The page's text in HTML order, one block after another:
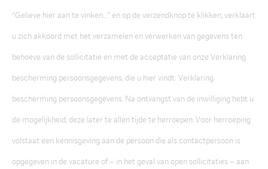
“Gelieve hier aan te vinken…” en op de verzendknop te klikken, verklaart
u zich akkoord met het verzamelen en verwerken van gegevens ten
behoeve van de sollicitatie en met de acceptatie van onze Verklaring
bescherming persoonsgegevens, die u hier vindt: Verklaring
bescherming persoonsgegevens. Na ontvangst van de inwilliging hebt u
de mogelijkheid, deze later te allen tijde te herroepen. Voor herroeping
volstaat een kennisgeving aan de persoon die als contactpersoon is
opgegeven in de vacature of – in het geval van open sollicitaties – aan